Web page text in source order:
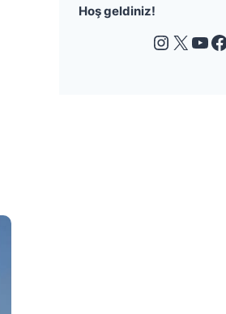
Hoş geldiniz!
X